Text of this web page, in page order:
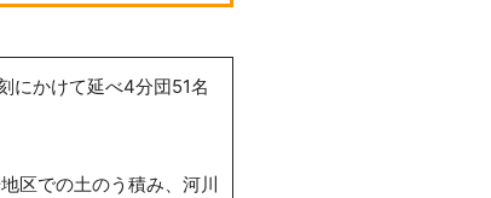
にかけて延べ4分団51名
区での土のう積み、河川